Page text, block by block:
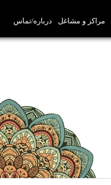
مراکز و مشاغل درباره/تماس